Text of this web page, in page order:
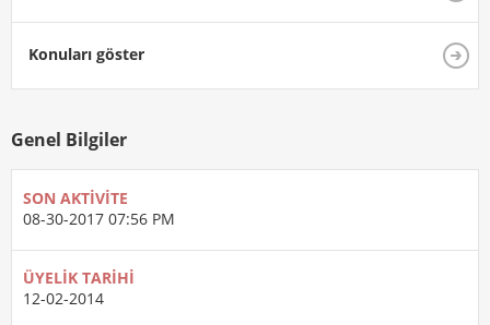
Konuları göster
Genel Bilgiler
SON AKTIVITE
08-30-2017 07:56 PM
ÜYELIK TARIHI
12-02-2014